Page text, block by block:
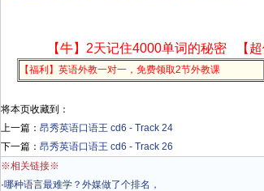
【牛】2天记住4000单词的秘密 【
【福利】英语外教一对一，免费领取2节外教课
将本页收藏到：
上一篇： 昂秀英语口语王 cd6 - Track 24
下一篇： 昂秀英语口语王 cd6 - Track 26
※相关链接※
·哪种语言最难学？外媒做了个排名，